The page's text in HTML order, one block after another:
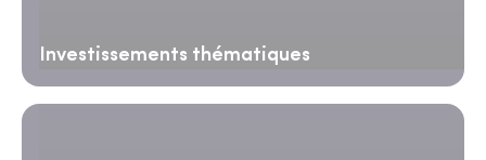
Investissements thématiques